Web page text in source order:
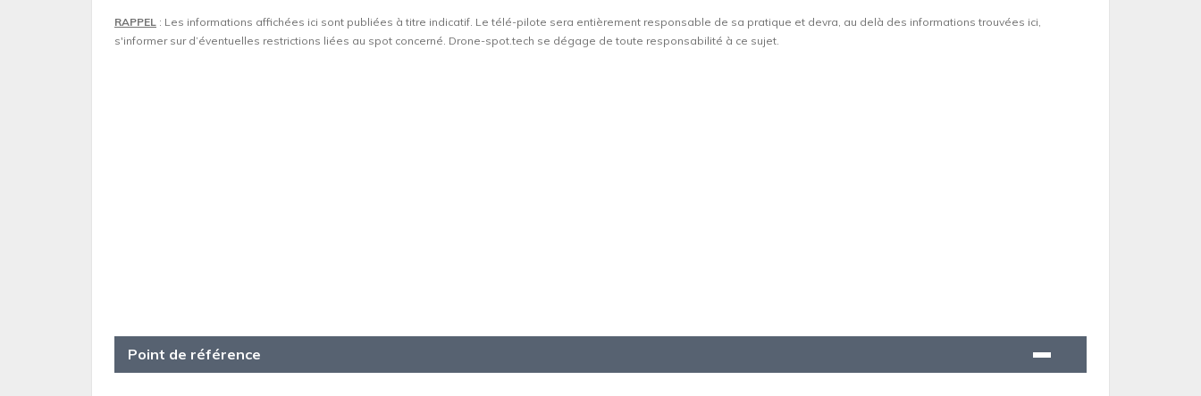
RAPPEL : Les informations affichées ici sont publiées à titre indicatif. Le télé-pilote sera entièrement responsable de sa pratique et devra, au delà des informations trouvées ici,
s'informer sur d’éventuelles restrictions liées au spot concerné. Drone-spot.tech se dégage de toute responsabilité à ce sujet.
Point de référence